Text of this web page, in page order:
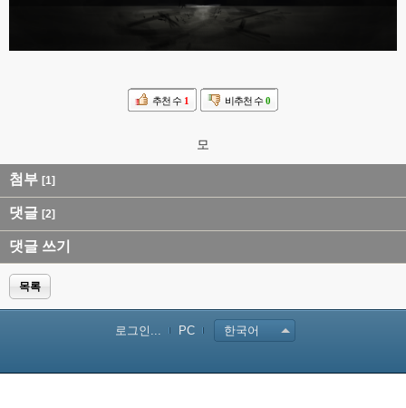
추천 수 1 비추천 수 0
모
첨부 [1]
댓글 [2]
댓글 쓰기
목록
로그인... PC 한국어